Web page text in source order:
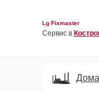
Lg Fixmaster
Сервис в